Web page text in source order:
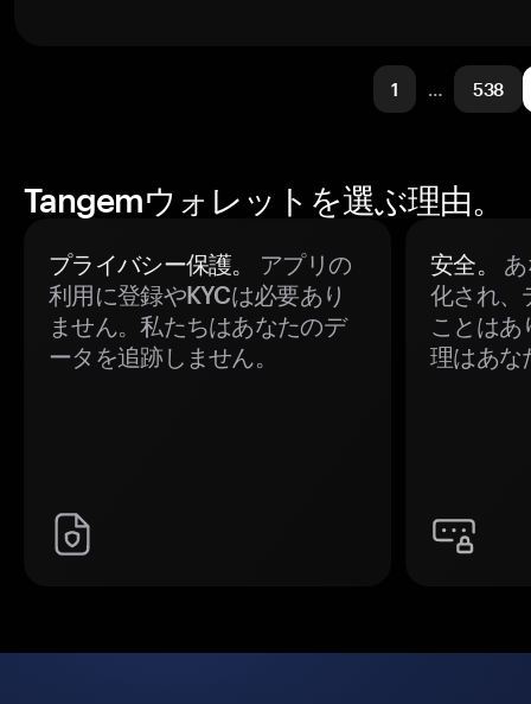
1 … 538
Tangemウォレットを選ぶ理由。
プライバシー保護。
アプリの
利用に登録やKYCは必要あり
ません。私たちはあなたのデ
ータを追跡しません。
安全。
化され、
ことはあ
理はあな